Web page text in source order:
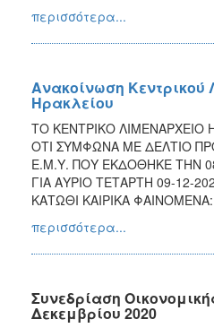
περισσότερα...
Ανακοίνωση Κεντρικού
Ηρακλείου
ΤΟ ΚΕΝΤΡΙΚΟ ΛΙΜΕΝΑΡΧΕΙΟ
ΟΤΙ ΣΥΜΦΩΝΑ ΜΕ ΔΕΛΤΙΟ
Ε.Μ.Υ. ΠΟΥ ΕΚΔΟΘΗΚΕ ΤΗΝ
ΓΙΑ ΑΥΡΙΟ ΤΕΤΑΡΤΗ 09-12-
ΚΑΤΩΘΙ ΚΑΙΡΙΚΑ ΦΑΙΝΟΜΕΝΑ:
περισσότερα...
Συνεδρίαση
Δεκεμβρίου 2020